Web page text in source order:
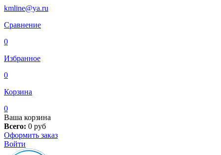
kmline@ya.ru
Сравнение
0
Избранное
0
Корзина
0
Ваша корзина
Всего: 0 руб
Оформить заказ
Войти